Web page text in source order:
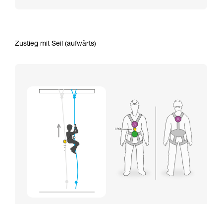
Zustieg mit Seil (aufwärts)